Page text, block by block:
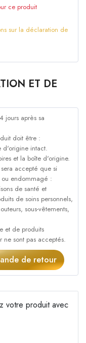
ce produit
sur la déclaration de
ET DE
jours après sa
doit être :
d'origine intact.
et la boîte d'origine.
accepté que si
endommagé :
de santé et
de soins personnels,
sous-vêtements,
et de produits
ne sont pas acceptés.
de retour
votre produit avec